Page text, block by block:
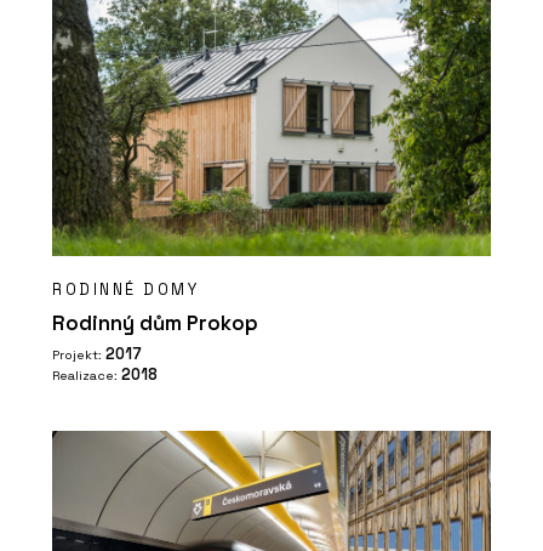
RODINNÉ DOMY
Rodinný dům Prokop
Projekt: 2017
Realizace: 2018